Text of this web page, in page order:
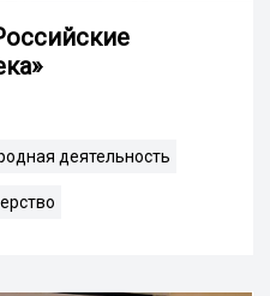
деятельность